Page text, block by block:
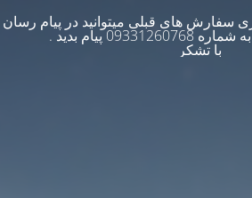
سفارش های قبلی میتوانید در پیام رسان
پیام بدید .
با تشکر